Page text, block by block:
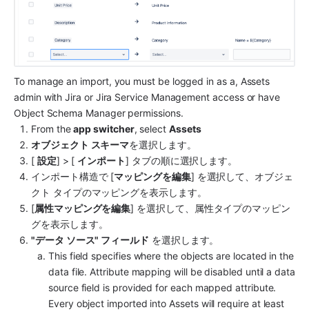
To manage an import, you must be logged in as a, Assets
admin with Jira or Jira Service Management access or have
Object Schema Manager permissions.
From the app switcher, select Assets
オブジェクト スキーマを選択します。
[ 設定] > [ インポート] タブの順に選択します。
インポート構造で [マッピングを編集] を選択して、オブジェ
クト タイプのマッピングを表示します。
[属性マッピングを編集] を選択して、属性タイプのマッピン
グを表示します。
"データ ソース" フィールド を選択します。
This field specifies where the objects are located in the
data file. Attribute mapping will be disabled until a data
source field is provided for each mapped attribute.
Every object imported into Assets will require at least